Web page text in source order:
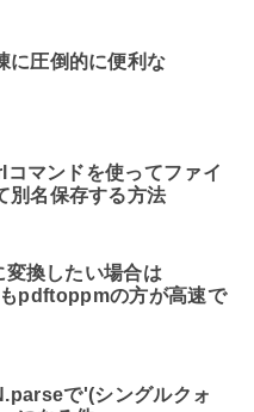
に圧倒的に便利な
マンドを使ってファイ
別名保存する方法
換したい場合は
pdftoppmの方が高速で
で'(シングルクォ